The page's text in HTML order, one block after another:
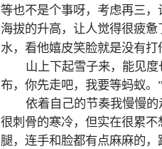
等也不是个事呀，考虑再三
海拔的升高，让人觉得很疲
水，看他嬉皮笑脸就是没有
山上下起雪子来，能见
布，你先走吧，我要等蚂蚁。”
依着自己的节奏我慢慢
很刺骨的寒冷，但实在很累
腿，连手和脸都有点麻麻的